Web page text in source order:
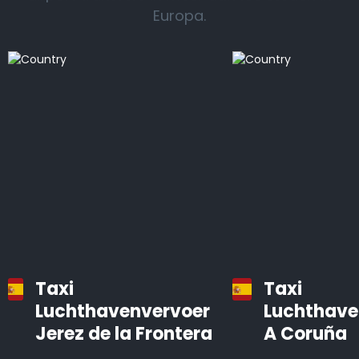
Europa.
Taxi
Luchthavenvervoer
Jerez de la Frontera
Taxi
A Coruña